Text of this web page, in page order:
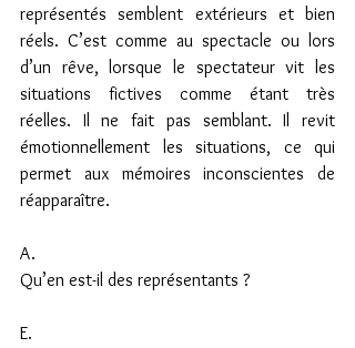
représentés semblent extérieurs et bien
réels. C’est comme au spectacle ou lors
d’un rêve, lorsque le spectateur vit les
situations fictives comme étant très
réelles. Il ne fait pas semblant. Il revit
émotionnellement les situations, ce qui
permet aux mémoires inconscientes de
réapparaître.
A.
Qu’en est-il des représentants ?
E.